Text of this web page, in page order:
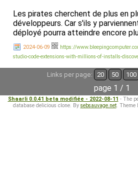
Les pirates cherchent de plus en
développeurs. Car s'ils y
déployé pourra atteindre encore
2024-06-09
https://
studio-code-extensions-with-millions-of-installs-
Links per page: 20 50 100
page 1 / 1
Shaarli 0.0.41 beta modifiée - 2022-08-11 - The
database delicious clone. By sebsauvage.net. Theme